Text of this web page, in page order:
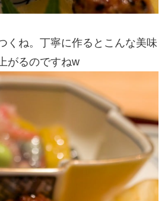
くね。丁寧に作るとこんな美味
がるのですねw